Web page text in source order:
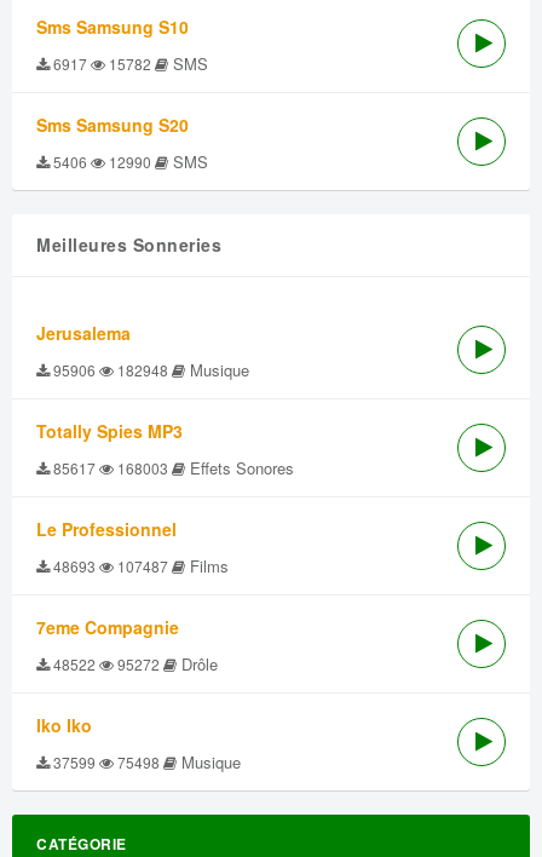
Sms Samsung S10
6917 15782 SMS
Sms Samsung S20
5406 12990 SMS
Meilleures Sonneries
Jerusalema
95906 182948 Musique
Totally Spies MP3
85617 168003 Effets Sonores
Le Professionnel
48693 107487 Films
7eme Compagnie
48522 95272 Drôle
Iko Iko
37599 75498 Musique
CATÉGORIE